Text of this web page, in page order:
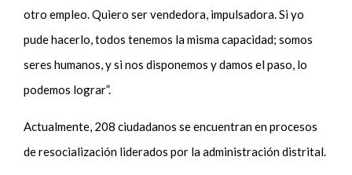
otro empleo. Quiero ser vendedora, impulsadora. Si yo
pude hacerlo, todos tenemos la misma capacidad; somos
seres humanos, y si nos disponemos y damos el paso, lo
podemos lograr”.
Actualmente, 208 ciudadanos se encuentran en procesos
de resocialización liderados por la administración distrital.